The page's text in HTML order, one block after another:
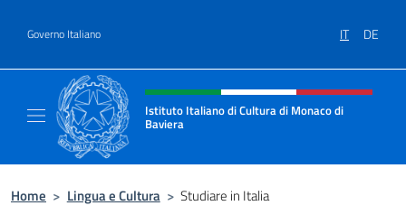
Governo Italiano IT DE
Intestazione sito, social e menù
Istituto Italiano di Cultura di Monaco di
Baviera
Home > Lingua e Cultura > Studiare in Italia